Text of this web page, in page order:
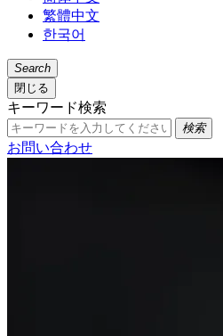
繁體中文
한국어
Search
閉じる
キーワード検索
検索
お問い合わせ